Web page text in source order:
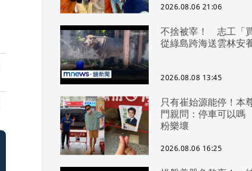
漢
2026.08.06 21:06
不捨被宰！ 志工「
從綠島跨海送雲林安
2026.08.08 13:45
只有崔始源能停！本
門親問：停車可以
粉樂壞
2026.08.06 16:25